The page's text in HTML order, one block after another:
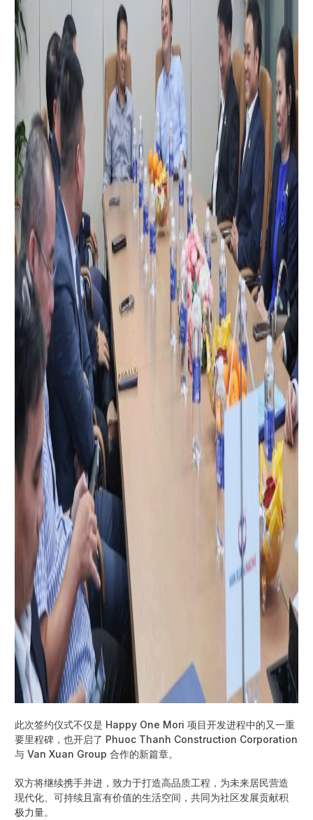
此次签约仪式不仅是 Happy One Mori 项目开发进程中的又一重
要里程碑，也开启了 Phuoc Thanh Construction Corporation
与 Van Xuan Group 合作的新篇章。
双方将继续携手并进，致力于打造高品质工程，为未来居民营造
现代化、可持续且富有价值的生活空间，共同为社区发展贡献积
极力量。